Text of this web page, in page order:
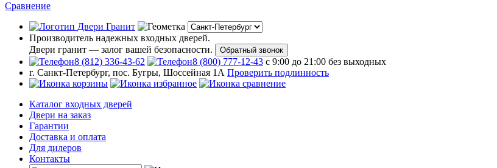
Сравнение
Производитель надежных входных дверей.
Двери гранит — залог вашей безопасности.
Обратный звонок
8 (812) 336-43-62 8 (800) 777-12-43 с 9:00 до 21:00 без выходных
г. Санкт-Петербург, пос. Бугры, Шоссейная 1А Проверить подлинность
Каталог входных дверей
Двери на заказ
Гарантии
Доставка и оплата
Для дилеров
Контакты